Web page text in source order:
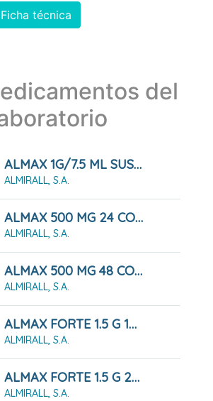
Ficha técnica
del
ALMAX 1G/7.5 ML SUSPENSION ORAL
ALMIRALL, S.A.
ALMAX 500 MG 24 COMPRIMIDOS MASTICABLES
ALMIRALL, S.A.
ALMAX 500 MG 48 COMPRIMIDOS MASTICABLES
ALMIRALL, S.A.
ALMAX FORTE 1.5 G 12 SOBRES SUSPENSION ORAL
ALMIRALL, S.A.
ALMAX FORTE 1.5 G 24 SOBRES SUSPENSION ORAL
ALMIRALL, S.A.